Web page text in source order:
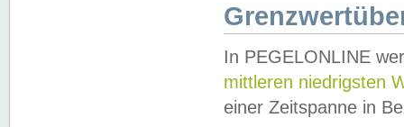
In PEGELONLINE
mittleren niedrigsten
einer Zeitspanne in